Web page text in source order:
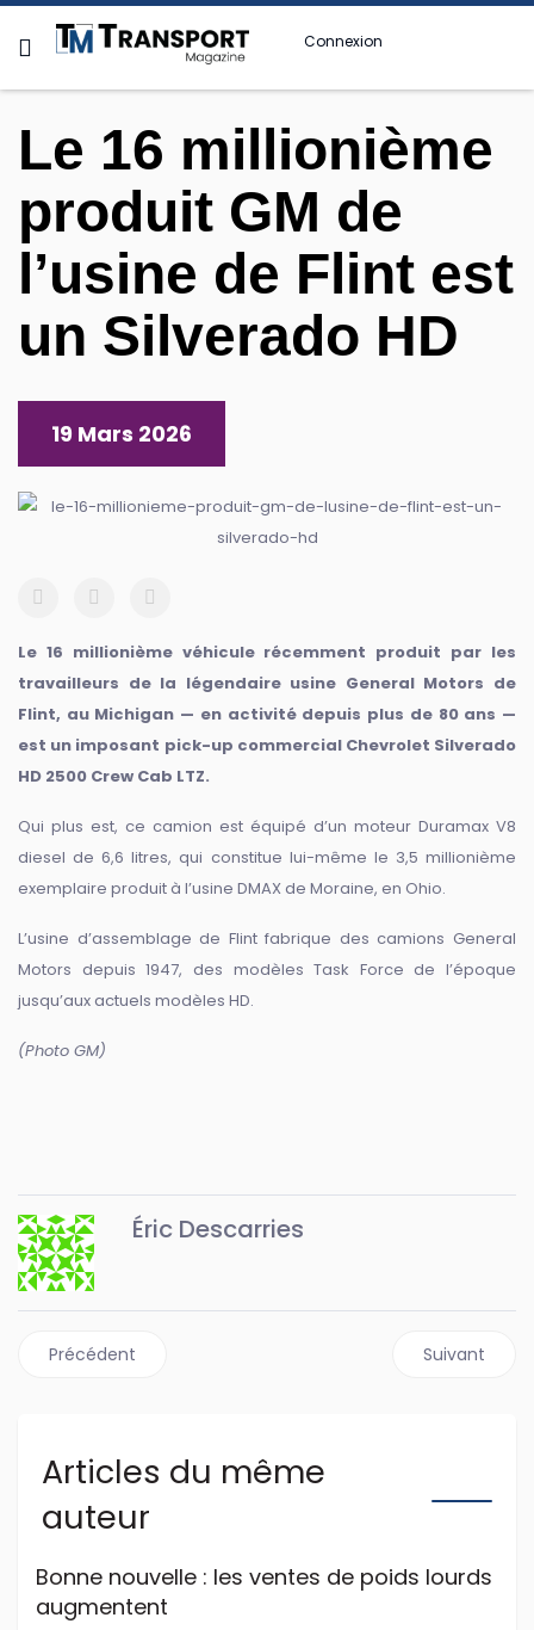
Connexion
Le 16 millionième
produit GM de
l’usine de Flint est
un Silverado HD
19 Mars 2026
Le 16 millionième véhicule récemment produit par les
travailleurs de la légendaire usine General Motors de
Flint, au Michigan — en activité depuis plus de 80 ans —
est un imposant pick-up commercial Chevrolet Silverado
HD 2500 Crew Cab LTZ.
Qui plus est, ce camion est équipé d’un moteur Duramax V8
diesel de 6,6 litres, qui constitue lui-même le 3,5 millionième
exemplaire produit à l’usine DMAX de Moraine, en Ohio.
L’usine d’assemblage de Flint fabrique des camions General
Motors depuis 1947, des modèles Task Force de l’époque
jusqu’aux actuels modèles HD.
(Photo GM)
Éric Descarries
Article précédent : Communiqué SAAQ : Des véhicules
Précédent Article
Suivant
Articles du même
auteur
Bonne nouvelle : les ventes de poids lourds
augmentent